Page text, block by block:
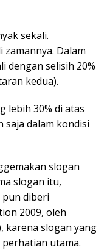
sekali.
zamannya. Dalam
dengan selisih 20%
kedua).
lebih 30% di atas
saja dalam kondisi
slogan
slogan itu,
pun diberi
2009, oleh
karena slogan yang
utama.